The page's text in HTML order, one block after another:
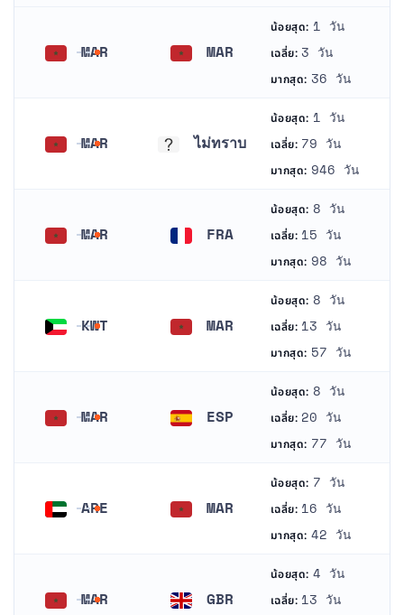
MAR MAR
น้อยสุด: 1 วัน
เฉลี่ย: 3 วัน
มากสุด: 36 วัน
MAR ไม่ทราบ
น้อยสุด: 1 วัน
เฉลี่ย: 79 วัน
มากสุด: 946 วัน
MAR FRA
น้อยสุด: 8 วัน
เฉลี่ย: 15 วัน
มากสุด: 98 วัน
KWT MAR
น้อยสุด: 8 วัน
เฉลี่ย: 13 วัน
มากสุด: 57 วัน
MAR ESP
น้อยสุด: 8 วัน
เฉลี่ย: 20 วัน
มากสุด: 77 วัน
ARE MAR
น้อยสุด: 7 วัน
เฉลี่ย: 16 วัน
มากสุด: 42 วัน
MAR GBR
น้อยสุด: 4 วัน
เฉลี่ย: 13 วัน